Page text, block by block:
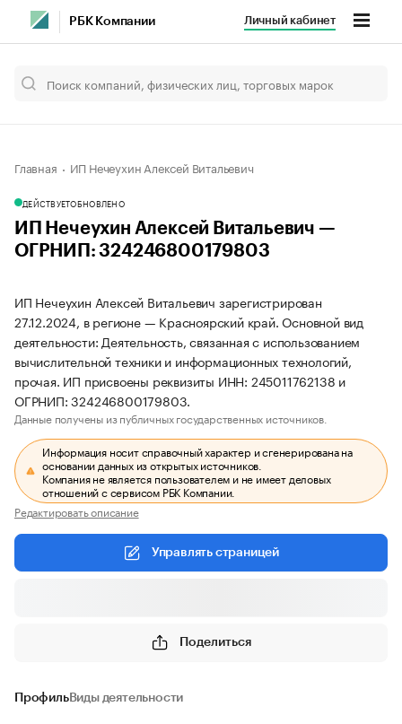
РБК Компании Личный кабинет
Главная ИП Нечеухин Алексей Витальевич
ДЕЙСТВУЕТОБНОВЛЕНО
ИП Нечеухин Алексей Витальевич —
ОГРНИП: 324246800179803
ИП Нечеухин Алексей Витальевич зарегистрирован
27.12.2024, в регионе — Красноярский край. Основной вид
деятельности: Деятельность, связанная с использованием
вычислительной техники и информационных технологий,
прочая. ИП присвоены реквизиты ИНН: 245011762138 и
ОГРНИП: 324246800179803.
Данные получены из публичных государственных источников.
Информация носит справочный характер и сгенерирована на
основании данных из открытых источников.
Компания не является пользователем и не имеет деловых
отношений с сервисом РБК Компании.
Редактировать описание
Управлять страницей
Поделиться
ПрофильВиды деятельности